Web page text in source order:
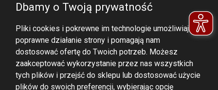
DOMINATOR GROUP Sp. z o.o.
Dbamy o Twoją prywatność
Pliki cookies i pokrewne im technologie umożliwiają
poprawne działanie strony i pomagają nam
dostosować ofertę do Twoich potrzeb. Możesz
zaakceptować wykorzystanie przez nas wszystkich
tych plików i przejść do sklepu lub dostosować użycie
plików do swoich preferencji, wybierając opcję